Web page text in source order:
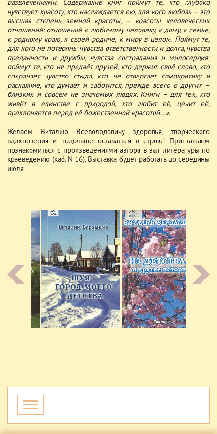
развлечениями. Содержание книг поймут те, кто глубоко
чувствует красоту, кто наслаждается ею, для кого любовь – это
высшая степень земной красоты, – красоты человеческих
отношений: отношений к любимому человеку, к дому, к семье,
к родному краю, к своей родине, к миру в целом. Поймут те,
для кого не потеряны чувства ответственности и долга, чувства
преданности и дружбы, чувства сострадания и милосердия;
поймут те, кто не предаёт друзей, кто держит своё слово, кто
сохраняет чувство стыда, кто не отвергает самокритику и
раскаяние, кто думает и заботится, прежде всего о других –
близких и совсем не знакомых людях. Книги – для тех, кто
живёт в единстве с природой, кто любит её, ценит её,
преклоняется перед её божественной красотой…».
Желаем Виталию Всеволодовичу здоровья, творческого
вдохновения и подольше оставаться в строю! Приглашаем
познакомиться с произведениями автора в зал литературы по
краеведению (каб. N 16). Выставка будет работать до середины
июля.